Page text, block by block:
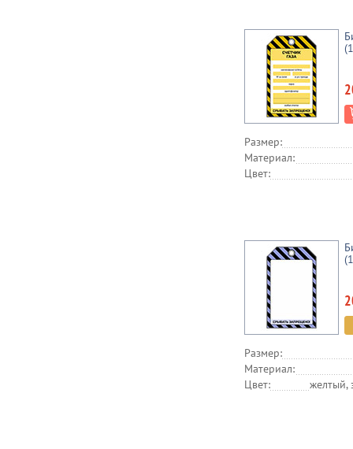
Размер:
Материал:
Цвет:
Размер:
Материал:
Цвет:
желтый,